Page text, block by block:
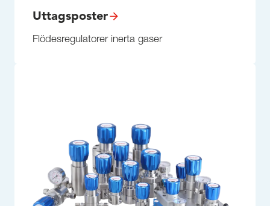
Uttagsposter
Flödesregulatorer inerta gaser